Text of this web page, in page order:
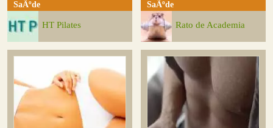
SaÃºde
HT Pilates
SaÃºde
Rato de Academia